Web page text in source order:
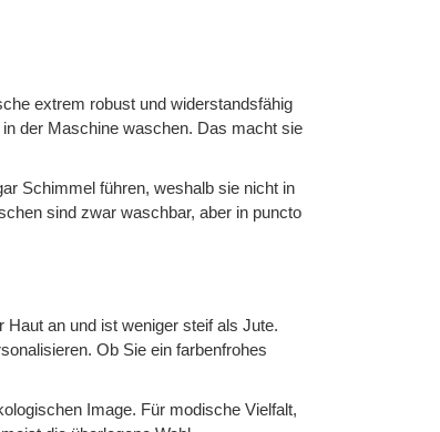
extrem robust und widerstandsfähig
der Maschine waschen. Das macht sie
Schimmel führen, weshalb sie nicht in
sind zwar waschbar, aber in puncto
an und ist weniger steif als Jute.
Ob Sie ein farbenfrohes
Image. Für modische Vielfalt,